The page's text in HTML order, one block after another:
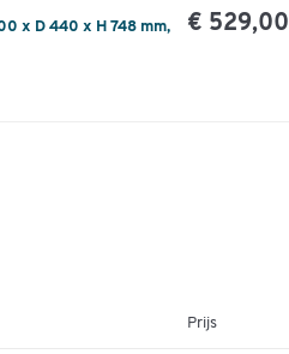
x D 440 x H 748 mm,
€ 529,00
Prijs